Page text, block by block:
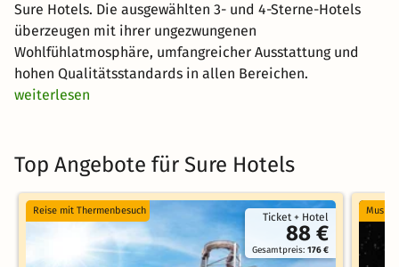
Sure Hotels. Die ausgewählten 3- und 4-Sterne-Hotels
überzeugen mit ihrer ungezwungenen
Wohlfühlatmosphäre, umfangreicher Ausstattung und
hohen Qualitätsstandards in allen Bereichen.
weiterlesen
Top Angebote für Sure Hotels
Ticket + Hotel
88 €
Gesamtpreis:176 €
Reise mit Thermenbesuch